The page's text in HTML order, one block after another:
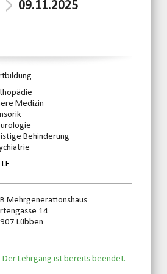
09.11.2025
Medizin
Behinderung
LE
Mehrgenerationshaus
14
Lübben
Der Lehrgang ist bereits beendet.